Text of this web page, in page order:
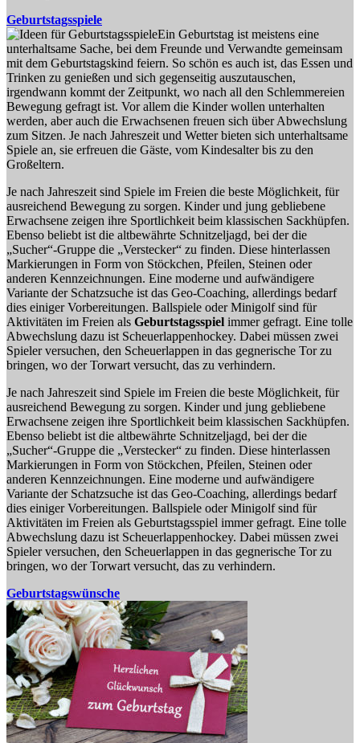
Geburtstagsspiele
Ein Geburtstag ist meistens eine
unterhaltsame Sache, bei dem Freunde und Verwandte gemeinsam
mit dem Geburtstagskind feiern. So schön es auch ist, das Essen und
Trinken zu genießen und sich gegenseitig auszutauschen,
irgendwann kommt der Zeitpunkt, wo nach all den Schlemmereien
Bewegung gefragt ist. Vor allem die Kinder wollen unterhalten
werden, aber auch die Erwachsenen freuen sich über Abwechslung
zum Sitzen. Je nach Jahreszeit und Wetter bieten sich unterhaltsame
Spiele an, sie erfreuen die Gäste, vom Kindesalter bis zu den
Großeltern.
Je nach Jahreszeit sind Spiele im Freien die beste Möglichkeit, für
ausreichend Bewegung zu sorgen. Kinder und jung gebliebene
Erwachsene zeigen ihre Sportlichkeit beim klassischen Sackhüpfen.
Ebenso beliebt ist die altbewährte Schnitzeljagd, bei der die
„Sucher“-Gruppe die „Verstecker“ zu finden. Diese hinterlassen
Markierungen in Form von Stöckchen, Pfeilen, Steinen oder
anderen Kennzeichnungen. Eine moderne und aufwändigere
Variante der Schatzsuche ist das Geo-Coaching, allerdings bedarf
dies einiger Vorbereitungen. Ballspiele oder Minigolf sind für
Aktivitäten im Freien als Geburtstagsspiel immer gefragt. Eine tolle
Abwechslung dazu ist Scheuerlappenhockey. Dabei müssen zwei
Spieler versuchen, den Scheuerlappen in das gegnerische Tor zu
bringen, wo der Torwart versucht, das zu verhindern.
Je nach Jahreszeit sind Spiele im Freien die beste Möglichkeit, für
ausreichend Bewegung zu sorgen. Kinder und jung gebliebene
Erwachsene zeigen ihre Sportlichkeit beim klassischen Sackhüpfen.
Ebenso beliebt ist die altbewährte Schnitzeljagd, bei der die
„Sucher“-Gruppe die „Verstecker“ zu finden. Diese hinterlassen
Markierungen in Form von Stöckchen, Pfeilen, Steinen oder
anderen Kennzeichnungen. Eine moderne und aufwändigere
Variante der Schatzsuche ist das Geo-Coaching, allerdings bedarf
dies einiger Vorbereitungen. Ballspiele oder Minigolf sind für
Aktivitäten im Freien als Geburtstagsspiel immer gefragt. Eine tolle
Abwechslung dazu ist Scheuerlappenhockey. Dabei müssen zwei
Spieler versuchen, den Scheuerlappen in das gegnerische Tor zu
bringen, wo der Torwart versucht, das zu verhindern.
Geburtstagswünsche